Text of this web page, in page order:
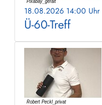
18.08.2026 14:00 Uhr
Ü-60-Treff